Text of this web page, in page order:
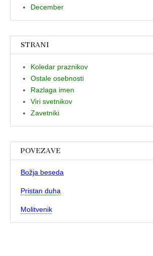
December
STRANI
Koledar praznikov
Ostale osebnosti
Razlaga imen
Viri svetnikov
Zavetniki
POVEZAVE
Božja beseda
Pristan duha
Molitvenik